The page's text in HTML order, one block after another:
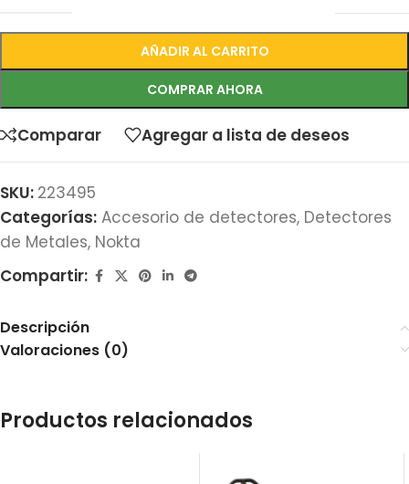
AÑADIR AL CARRITO
COMPRAR AHORA
Comparar Agregar a lista de deseos
SKU: 223495
Categorías: Accesorio de detectores, Detectores
de Metales, Nokta
Compartir:
Descripción
Valoraciones (0)
Productos relacionados